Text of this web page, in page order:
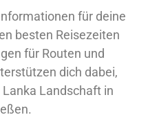
für deine
besten Reisezeiten
für Routen und
dich dabei,
Landschaft in